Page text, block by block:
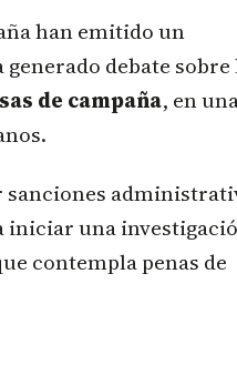
han emitido un
debate sobre
de campaña, en
iniciar una
contempla penas de